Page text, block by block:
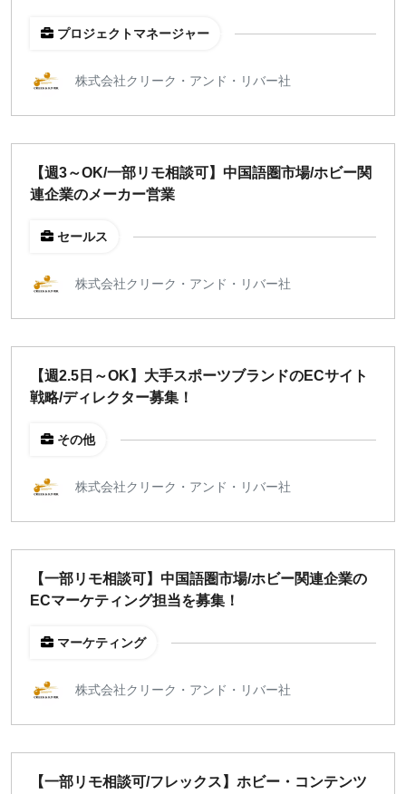
直接契約
土日週末OK
稼働時間
週4日
週3日
東京
名古屋
京都
募集状況
時給
1,500円 以上
¥2,000 ¥3,000 ¥4,000 ¥5,000〜
プロジェクトマネージャー
株式会社クリーク・アンド・リバー社
【週3～OK/一部リモ相談可】中国語圏市場/ホビー関
連企業のメーカー営業
セールス
株式会社クリーク・アンド・リバー社
【週2.5日～OK】大手スポーツブランドのECサイト
戦略/ディレクター募集！
その他
株式会社クリーク・アンド・リバー社
【一部リモ相談可】中国語圏市場/ホビー関連企業の
ECマーケティング担当を募集！
マーケティング
株式会社クリーク・アンド・リバー社
【一部リモ相談可/フレックス】ホビー・コンテンツ